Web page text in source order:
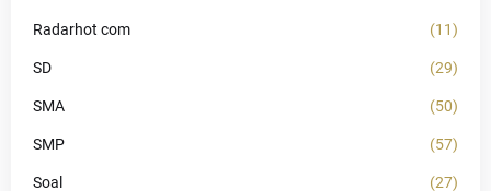
Radarhot com (11)
SD (29)
SMA (50)
SMP (57)
Soal (27)